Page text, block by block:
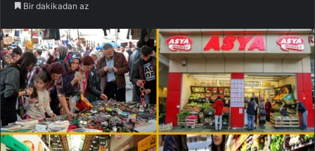
Bir dakikadan az